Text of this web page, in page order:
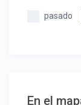
pasado
En el